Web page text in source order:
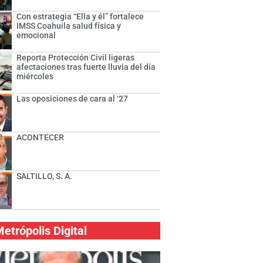
Con estrategia “Ella y él” fortalece
IMSS Coahuila salud física y
emocional
Reporta Protección Civil ligeras
afectaciones tras fuerte lluvia del día
miércoles
Las oposiciones de cara al ‘27
ACONTECER
SALTILLO, S. A.
Digital